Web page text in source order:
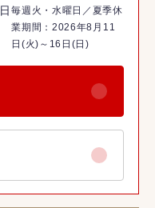
毎週火・水曜日／夏季休
業期間：2026年8月11
日(火)～16日(日)